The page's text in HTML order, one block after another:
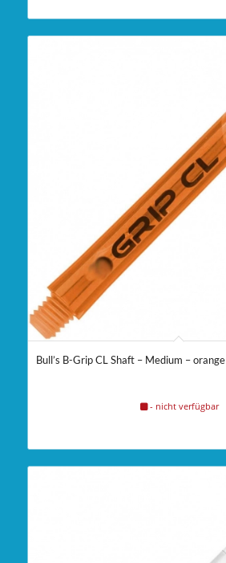
Bull’s B-Grip CL Shaft – Medium – orange
- nicht verfügbar